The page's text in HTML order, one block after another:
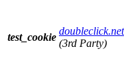
test_cookie
doubleclick.net
(3rd Party)